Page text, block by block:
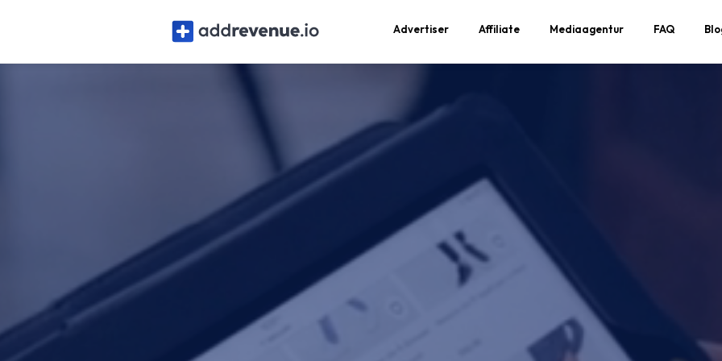
Advertiser Affiliate Mediaagentur FAQ